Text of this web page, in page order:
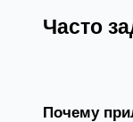
Часто
Почему